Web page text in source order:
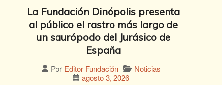
La Fundación Dinópolis presenta
al público el rastro más largo de
un saurópodo del Jurásico de
España
Por Editor Fundación
Noticias
agosto 3, 2026